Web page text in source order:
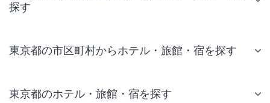
探す
東京都の市区町村からホテル・旅館・宿を探す
東京都のホテル・旅館・宿を探す